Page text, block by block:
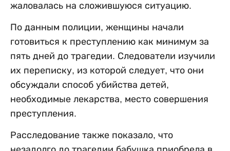
жаловалась на сложившуюся ситуацию.
По данным полиции, женщины начали
готовиться к преступлению как минимум за
пять дней до трагедии. Следователи изучили
их переписку, из которой следует, что они
обсуждали способ убийства детей,
необходимые лекарства, место совершения
преступления.
Расследование также показало, что